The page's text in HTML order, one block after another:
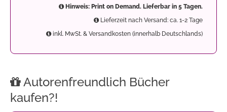
Hinweis: Print on Demand. Lieferbar in 5 Tagen.
Lieferzeit nach Versand: ca. 1-2 Tage
inkl. MwSt. & Versandkosten (innerhalb Deutschlands)
Autorenfreundlich Bücher
kaufen?!